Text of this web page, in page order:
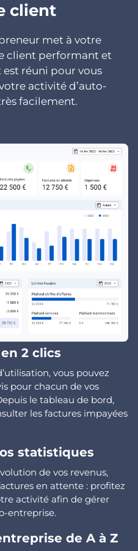
client
met à votre
client performant et
réuni pour vous
activité d’auto-
facilement.
2 clics
vous pouvez
pour chacun de vos
le tableau de bord,
les factures impayées
statistiques
de vos revenus,
en attente : profitez
activité afin de gérer
entreprise.
de A à Z